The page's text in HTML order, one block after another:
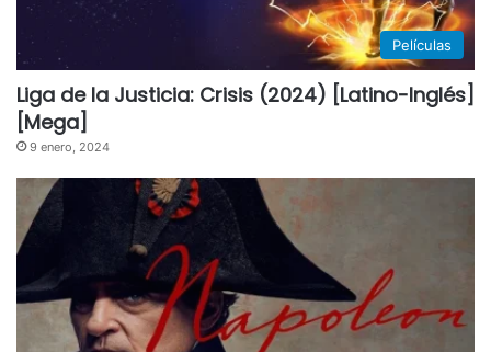
Películas
Liga de la Justicia: Crisis (2024) [Latino-Inglés]
[Mega]
9 enero, 2024